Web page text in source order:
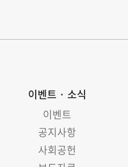
이벤트 · 소식
이벤트
공지사항
사회공헌